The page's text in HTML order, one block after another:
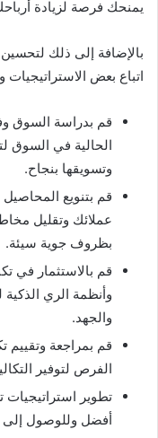
يمنحك فرصة لزيادة
بالإضافة إلى ذلك
اتباع بعض الاستراتيجيات
قم بدراسة السوق
الحالية في السوق
وتسويقها بنجاح.
قم بتنويع
عملائك وتقليل
بظروف جوية سيئة.
قم بالاستثمار في
وأنظمة الري الذكية
والجهد.
قم بمراجعة وتقييم
الفرص لتوفير
تطوير
أفضل وللوصول إلى